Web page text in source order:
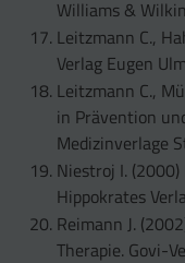
Williams &
Leitzmann C.,
Verlag Eugen
Leitzmann C.,
in Prävention
Medizinverlage
Niestroj I.
Hippokrates
Reimann J.
Therapie. Govi-